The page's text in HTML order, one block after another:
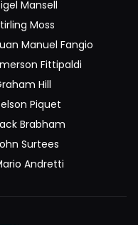
Mansell
Moss
Manuel Fangio
Fittipaldi
Hill
Piquet
Brabham
Surtees
Andretti